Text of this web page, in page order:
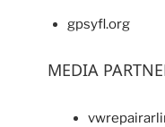
gpsyfl.org
MEDIA